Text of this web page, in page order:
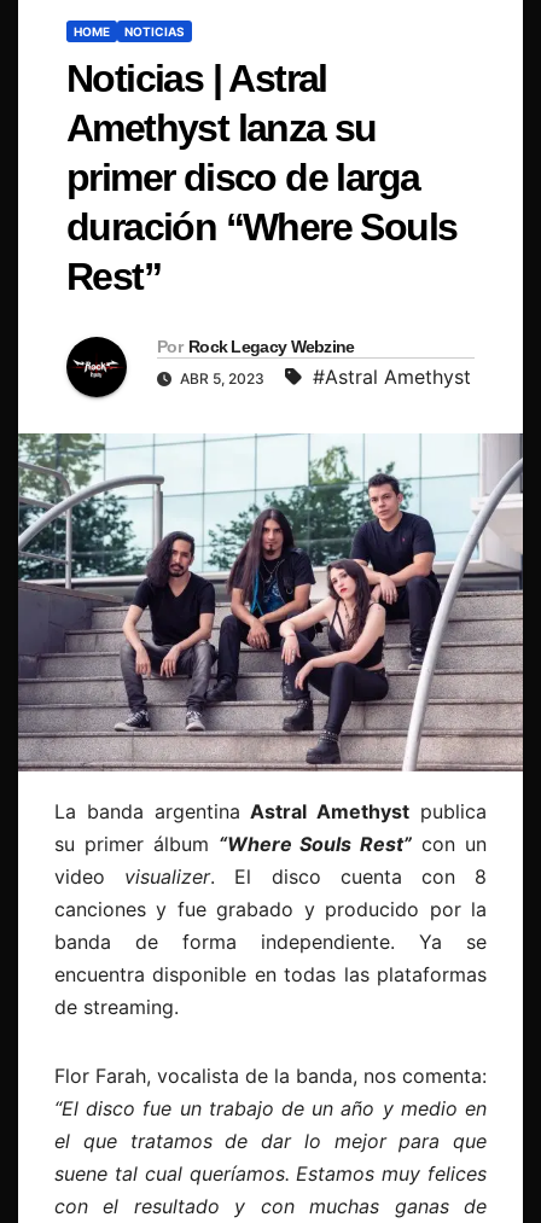
HOME NOTICIAS
Noticias | Astral
Amethyst lanza su
primer disco de larga
duración “Where Souls
Rest”
Por Rock Legacy Webzine
ABR 5, 2023 #Astral Amethyst
La banda argentinaAstral Amethyst publica
su primer álbum “Where Souls Rest” con un
video visualizer. El disco cuenta con 8
canciones y fue grabado y producido por la
banda de forma independiente. Ya se
encuentra disponible en todas las plataformas
de streaming.
Flor Farah, vocalista de la banda, nos comenta:
“El disco fue un trabajo de un año y medio en
el que tratamos de dar lo mejor para que
suene tal cual queríamos. Estamos muy felices
con el resultado y con muchas ganas de